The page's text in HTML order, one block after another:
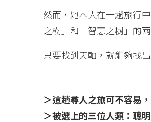
然而，她本人在一趟旅行
之樹」和「智慧之樹」的
只要找到天軸，就能夠找
＞這趟尋人之旅可不容易
＞被選上的三位人類：聰